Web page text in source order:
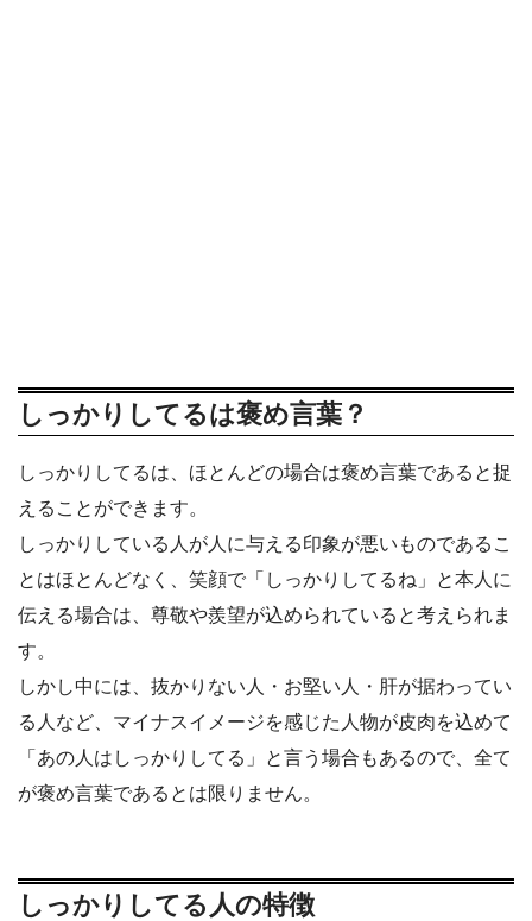
しっかりしてるは褒め言葉？
しっかりしてるは、ほとんどの場合は褒め言葉であると捉
えることができます。
しっかりしている人が人に与える印象が悪いものであるこ
とはほとんどなく、笑顔で「しっかりしてるね」と本人に
伝える場合は、尊敬や羨望が込められていると考えられま
す。
しかし中には、抜かりない人・お堅い人・肝が据わってい
る人など、マイナスイメージを感じた人物が皮肉を込めて
「あの人はしっかりしてる」と言う場合もあるので、全て
が褒め言葉であるとは限りません。
しっかりしてる人の特徴